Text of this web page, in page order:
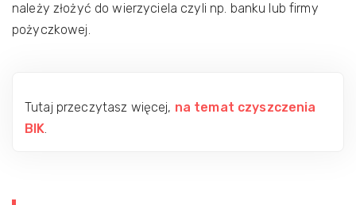
należy złożyć do wierzyciela czyli np. banku lub firmy
pożyczkowej.
Tutaj przeczytasz więcej, na temat czyszczenia
BIK.